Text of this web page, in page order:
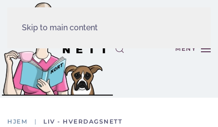
Skip to main content
MENY
HJEM LIV - HVERDAGSNETT